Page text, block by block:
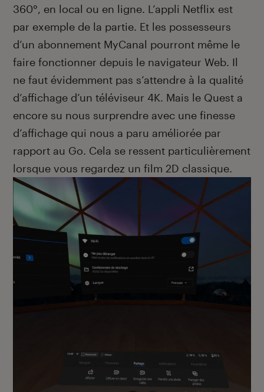
360°, en local ou en ligne. L’appli Netflix est
par exemple de la partie. Et les possesseurs
d’un abonnement MyCanal pourront même le
faire fonctionner depuis le navigateur Web. Il
ne faut évidemment pas s’attendre à la qualité
d’affichage d’un téléviseur 4K. Mais le Quest a
encore su nous surprendre avec une finesse
d’affichage qui nous a paru améliorée par
rapport au Go. Cela se ressent particulièrement
lorsque vous regardez un film 2D classique.